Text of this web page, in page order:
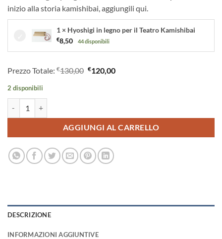
inizio alla storia kamishibai, aggiungili qui.
1 × Hyoshigi in legno per il Teatro Kamishibai
€8,50 44 disponibili
Prezzo Totale: €130,00 €120,00
2 disponibili
AGGIUNGI AL CARRELLO
DESCRIZIONE
INFORMAZIONI AGGIUNTIVE